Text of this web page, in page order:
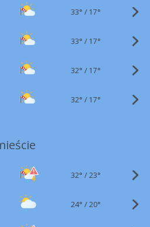
33° / 17°
33° / 17°
32° / 17°
32° / 17°
32° /23°
24° /20°